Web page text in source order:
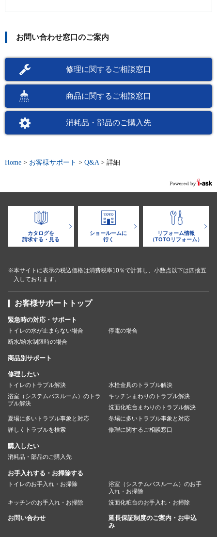
お問い合わせ窓口のご案内
修理に関するご相談窓口
商品に関するご相談窓口
消耗品・部品のご購入先
Home > お客様サポート > Q&A > 詳細
カタログを
請求する・見る
ショールームに
行く
リフォーム情報
（TOTOリフォーム）
※本サイトに表示の税込価格は消費税率10％で計算し、小数点以下は四捨五
入しております。
お客様サポートトップ
緊急時の対応・サポート
トイレの水が止まらない場合
停電の場合
断水/給水制限時の場合
商品別サポート
修理したい
トイレのトラブル解決
水栓金具のトラブル解決
浴室（システムバスルーム）のトラ
ブル解決
キッチンまわりのトラブル解決
洗面化粧台まわりのトラブル解決
夏場に多いトラブル事象と対応
冬場に多いトラブル事象と対応
詳しくトラブルを検索
修理に関するご相談窓口
購入したい
消耗品・部品のご購入先
お手入れする・お掃除する
トイレのお手入れ・お掃除
浴室（システムバスルーム）のお手
入れ・お掃除
キッチンのお手入れ・お掃除
洗面化粧台のお手入れ・お掃除
お問い合わせ
延長保証制度のご案内・お申込
み